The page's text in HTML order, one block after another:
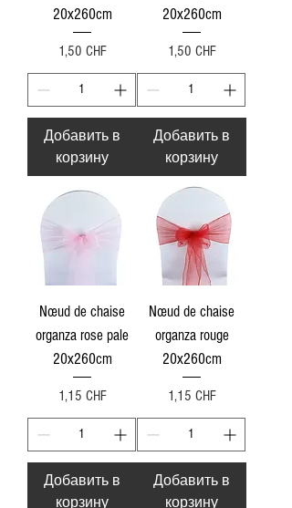
20x260cm
Цена
1,50 CHF
Добавить в
корзину
20x260cm
Цена
1,50 CHF
Добавить в
корзину
Nœud de chaise
organza rose pale
20x260cm
Цена
1,15 CHF
Добавить в
корзину
Nœud de chaise
organza rouge
20x260cm
Цена
1,15 CHF
Добавить в
корзину